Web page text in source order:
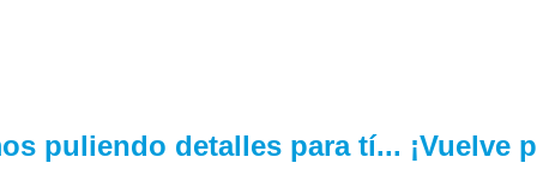
puliendo detalles para tí... ¡Vuelve